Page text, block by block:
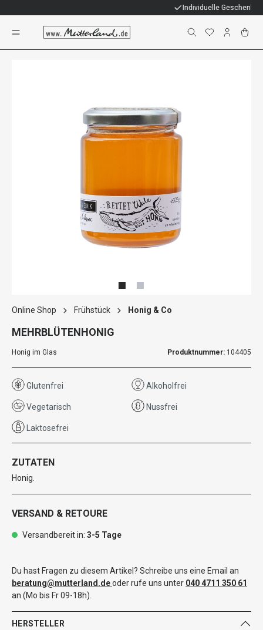
Online Shop Frühstück Honig & Co
MEHRBLÜTENHONIG
Honig im Glas Produktnummer: 104405
Glutenfrei Alkoholfrei
Vegetarisch Nussfrei
Laktosefrei
ZUTATEN
Honig.
VERSAND & RETOURE
Versandbereit in: 3-5 Tage
Du hast Fragen zu diesem Artikel? Schreibe uns eine Email an
beratung@mutterland.deoder rufe uns unter 040 4711 350 61
an (Mo bis Fr 09-18h).
HERSTELLER